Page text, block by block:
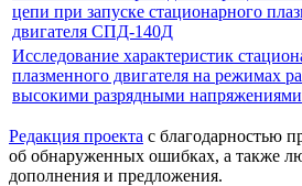
цепи при запуске стационарного
двигателя СПД-140Д
Исследование характеристик
плазменного двигателя на режимах
высокими разрядными напряжениями
Редакция проекта с благодарностью
об обнаруженных ошибках, а также
дополнения и предложения.